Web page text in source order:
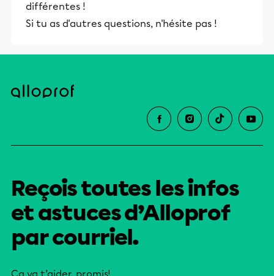
différentes !
Si tu as d'autres questions, n'hésite pas !
Reçois toutes les infos
et astuces d’Alloprof
par courriel.